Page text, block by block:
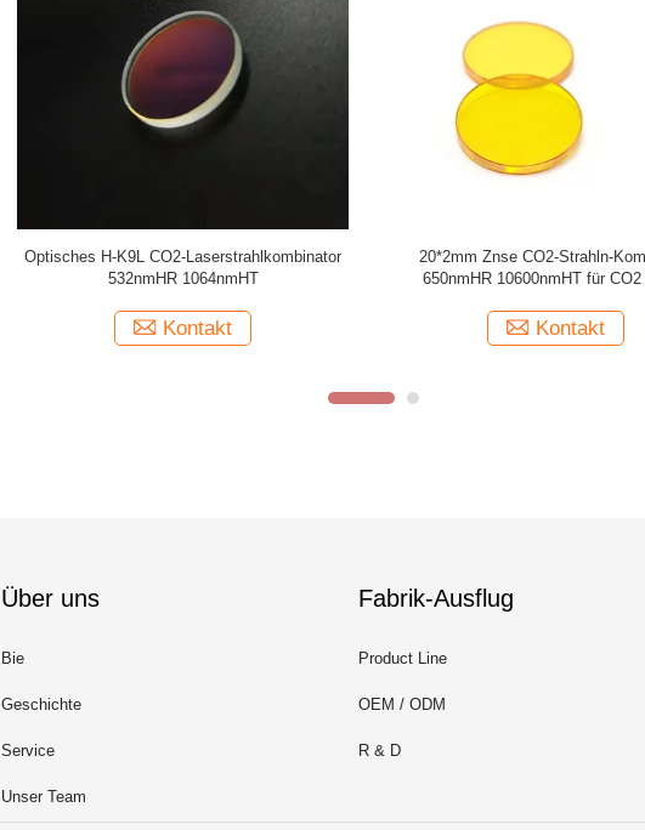
Laser-Optik-Spiegel des Quadrat-45 des Grad-
JGS1 des Quarz-532nm
Kontakt
JGS1 Optik-Spiegel-
Quarz-40*3mm
Kontakt
Über uns
Bie
Geschichte
Service
Unser Team
Fabrik-Ausflug
Product Line
OEM / ODM
R & D